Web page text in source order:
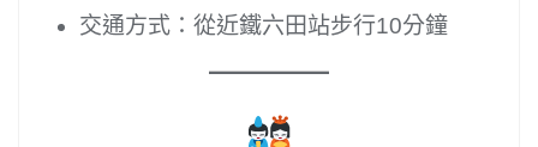
交通方式：從近鐵六田站步行10分鐘